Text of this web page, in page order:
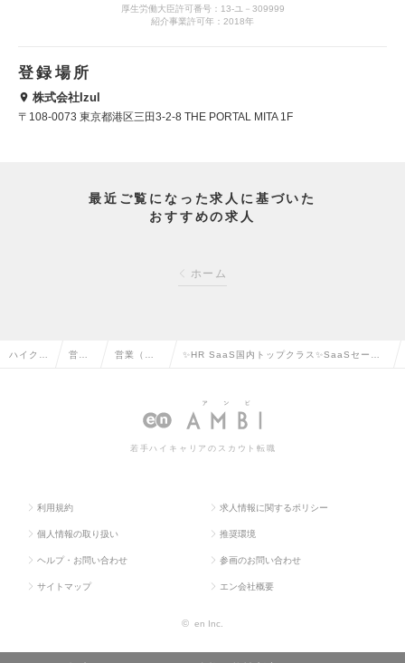
厚生労働大臣許可番号：13-ユ－309999
紹介事業許可年：2018年
登録場所
株式会社Izul
〒108-0073 東京都港区三田3-2-8 THE PORTAL MITA 1F
最近ご覧になった求人に基づいた
おすすめの求人
ホーム
ハイクラ 営業 営業（法 ✨HR SaaS国内トップクラス✨SaaSセール
略の求人情報
若手ハイキャリアのスカウト転職
利用規約 求人情報に関するポリシー
個人情報の取り扱い 推奨環境
ヘルプ・お問い合わせ 参画のお問い合わせ
サイトマップ エン会社概要
© en Inc.